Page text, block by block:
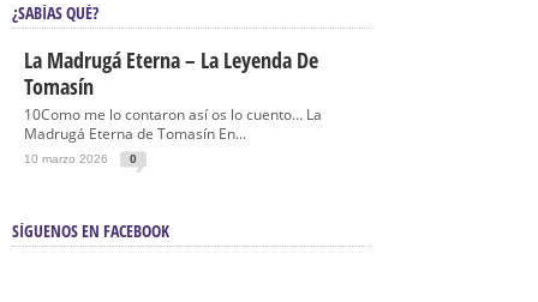
¿SABÍAS QUÉ?
La Madrugá Eterna – La Leyenda De
Tomasín
10Como me lo contaron así os lo cuento… La
Madrugá Eterna de Tomasín En...
10 marzo 2026 0
SÍGUENOS EN FACEBOOK